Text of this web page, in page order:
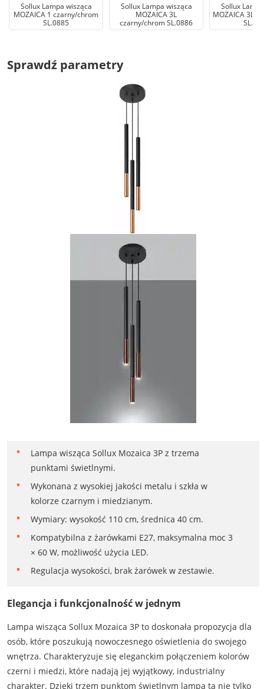
Sollux Lampa wisząca
MOZAICA 1 czarny/chrom
SL.0885
Sollux Lampa wisząca
MOZAICA 3L
czarny/chrom SL.0886
Sollux
MOZAICA 3L
Sprawdź parametry
Lampa wisząca Sollux Mozaica 3P z trzema
punktami świetlnymi.
Wykonana z wysokiej jakości metalu i szkła w
kolorze czarnym i miedzianym.
Wymiary: wysokość 110 cm, średnica 40 cm.
Kompatybilna z żarówkami E27, maksymalna moc 3
× 60 W, możliwość użycia LED.
Regulacja wysokości, brak żarówek w zestawie.
Elegancja i funkcjonalność w jednym
Lampa wisząca Sollux Mozaica 3P to doskonała propozycja dla
osób, które poszukują nowoczesnego oświetlenia do swojego
wnętrza. Charakteryzuje się eleganckim połączeniem kolorów
czerni i miedzi, które nadają jej wyjątkowy, industrialny
charakter. Dzięki trzem punktom świetlnym lampa ta nie tylko